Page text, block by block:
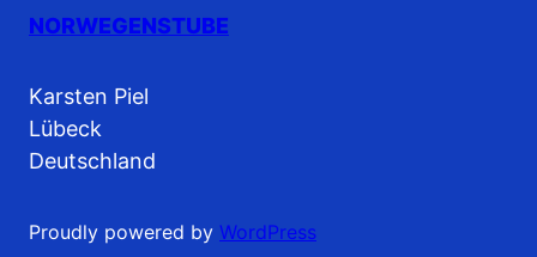
NORWEGENSTUBE
Karsten Piel
Lübeck
Deutschland
Proudly powered by WordPress